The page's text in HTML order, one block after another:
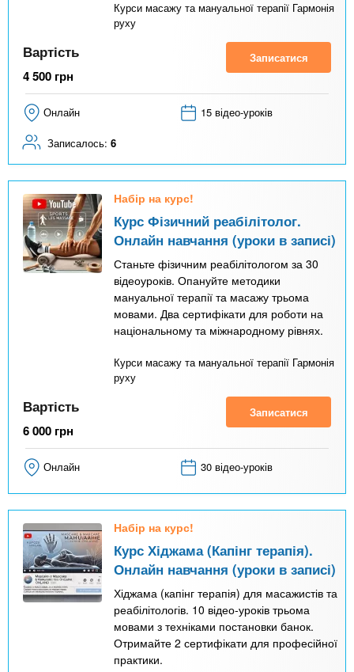
Курси масажу та мануальної терапії Гармонія
руху
Вартість
4 500 грн
Записатися
Онлайн 15 відео-уроків
Записалось: 6
Набір на курс!
Курс Фізичний реабілітолог.
Онлайн навчання (уроки в записі)
Станьте фізичним реабілітологом за 30
відеоуроків. Опануйте методики
мануальної терапії та масажу трьома
мовами. Два сертифікати для роботи на
національному та міжнародному рівнях.
Курси масажу та мануальної терапії Гармонія
руху
Вартість
6 000 грн
Записатися
Онлайн 30 відео-уроків
Набір на курс!
Курс Хіджама (Капінг терапія).
Онлайн навчання (уроки в записі)
Хіджама (капінг терапія) для масажистів та
реабілітологів. 10 відео-уроків трьома
мовами з техніками постановки банок.
Отримайте 2 сертифікати для професійної
практики.